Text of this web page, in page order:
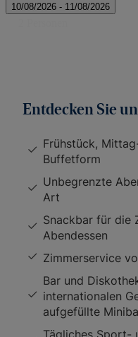
Entdecken Sie
Frühstück,
Buffetform
Unbegrenzte
Art
Snackbar für die
Abendessen
Zimmerservice
Bar und
internationalen
aufgefüllte
Tägliches Sport-